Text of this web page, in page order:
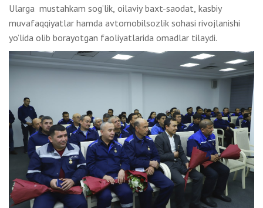
Ularga mustahkam sog‘lik, oilaviy baxt-saodat, kasbiy
muvafaqqiyatlar hamda avtomobilsozlik sohasi rivojlanishi
yo’lida olib borayotgan faoliyatlarida omadlar tilaydi.